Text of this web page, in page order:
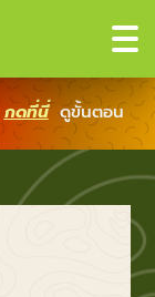
กดที่นี่ ดูขั้นตอน